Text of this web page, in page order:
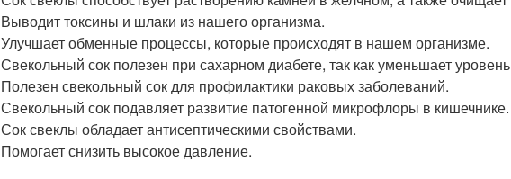
Выводит токсины и шлаки из нашего организма.
Улучшает обменные процессы, которые происходят в нашем организме.
Свекольный сок полезен при сахарном диабете, так как уменьшает
Полезен свекольный сок для профилактики раковых заболеваний.
Свекольный сок подавляет развитие патогенной микрофлоры в кишечнике.
Сок свеклы обладает антисептическими свойствами.
Помогает снизить высокое давление.